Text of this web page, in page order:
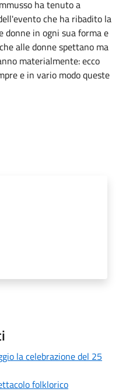
ha tenuto a
che ha ribadito la
donne in ogni sua forma e
alle donne spettano ma
materialmente: ecco
e in vario modo queste
la celebrazione del 25
folklorico